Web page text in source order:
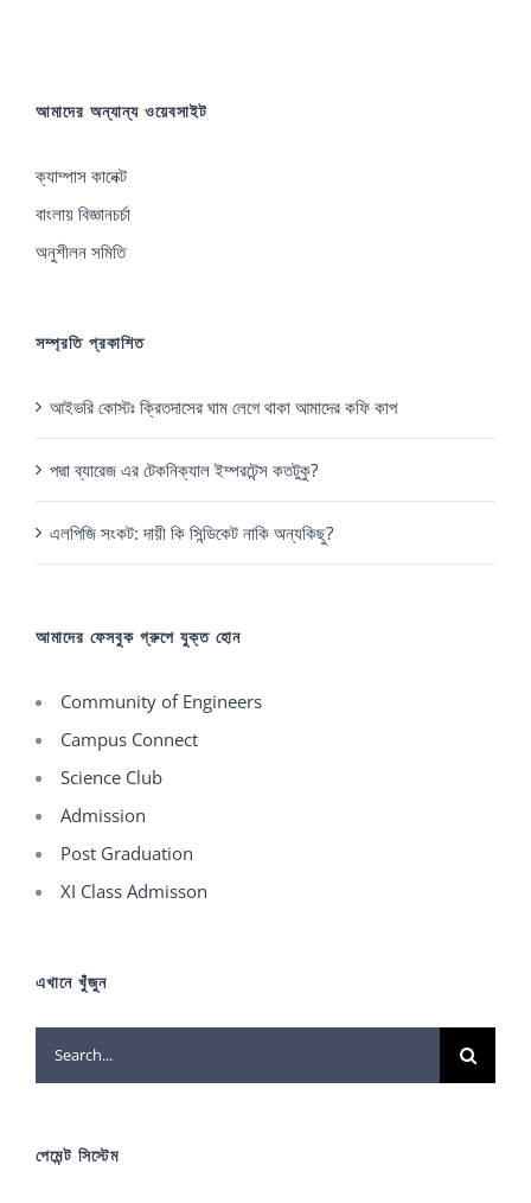
আমাদের অন্যান্য ওয়েবসাইট
ক্যাম্পাস কানেক্ট
বাংলায় বিজ্ঞানচর্চা
অনুশীলন সমিতি
সম্প্রতি প্রকাশিত
আইভরি কোস্টঃ ক্রিতদাসের ঘাম লেগে থাকা আমাদের কফি কাপ
পদ্মা ব্যারেজ এর টেকনিক্যাল ইম্পরটেন্স কতটুকু?
এলপিজি সংকট: দায়ী কি সিন্ডিকেট নাকি অন্যকিছু?
আমাদের ফেসবুক গ্রুপে যুক্ত হোন
Community of Engineers
Campus Connect
Science Club
Admission
Post Graduation
XI Class Admisson
এখানে খুঁজুন
Search
for:
পেমেন্ট সিস্টেম